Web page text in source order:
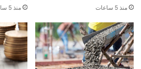
منذ 5 ساعات منذ 5 ساعات